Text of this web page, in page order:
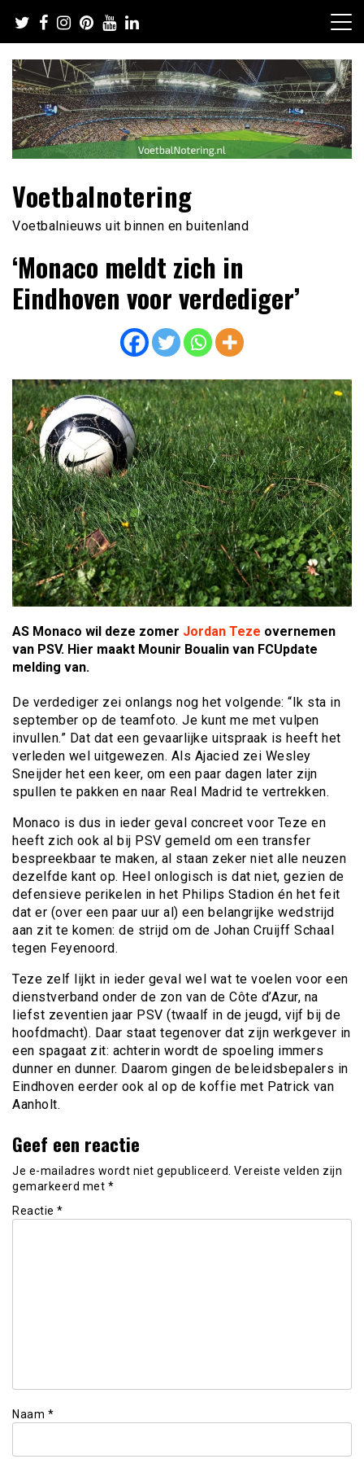
naar
de
inhoud
Voetbalnotering
Voetbalnieuws uit binnen en buitenland
‘Monaco meldt zich in
Eindhoven voor verdediger’
AS Monaco wil deze zomer Jordan Teze overnemen
van PSV. Hier maakt Mounir Boualin van FCUpdate
melding van.
De verdediger zei onlangs nog het volgende: “Ik sta in
september op de teamfoto. Je kunt me met vulpen
invullen.” Dat dat een gevaarlijke uitspraak is heeft het
verleden wel uitgewezen. Als Ajacied zei Wesley
Sneijder het een keer, om een paar dagen later zijn
spullen te pakken en naar Real Madrid te vertrekken.
Monaco is dus in ieder geval concreet voor Teze en
heeft zich ook al bij PSV gemeld om een transfer
bespreekbaar te maken, al staan zeker niet alle neuzen
dezelfde kant op. Heel onlogisch is dat niet, gezien de
defensieve perikelen in het Philips Stadion én het feit
dat er (over een paar uur al) een belangrijke wedstrijd
aan zit te komen: de strijd om de Johan Cruijff Schaal
tegen Feyenoord.
Teze zelf lijkt in ieder geval wel wat te voelen voor een
dienstverband onder de zon van de Côte d’Azur, na
liefst zeventien jaar PSV (twaalf in de jeugd, vijf bij de
hoofdmacht). Daar staat tegenover dat zijn werkgever in
een spagaat zit: achterin wordt de spoeling immers
dunner en dunner. Daarom gingen de beleidsbepalers in
Eindhoven eerder ook al op de koffie met Patrick van
Aanholt.
Geef een reactie
Je e-mailadres wordt niet gepubliceerd. Vereiste velden zijn
gemarkeerd met *
Reactie *
Naam *